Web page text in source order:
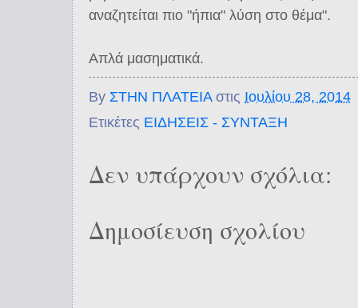
αναζητείται πιο "ήπια" λύση στο θέμα".
Απλά μασηματικά.
By ΣΤΗΝ ΠΛΑΤΕΙΑ στις Ιουλίου 28, 2014
Ετικέτες ΕΙΔΗΣΕΙΣ - ΣΥΝΤΑΞΗ
Δεν υπάρχουν σχόλια:
Δημοσίευση σχολίου